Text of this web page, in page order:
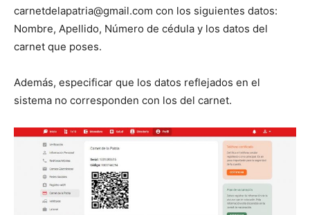
carnetdelapatria@gmail.com con los siguientes datos:
Nombre, Apellido, Número de cédula y los datos del
carnet que poses.
Además, especificar que los datos reflejados en el
sistema no corresponden con los del carnet.